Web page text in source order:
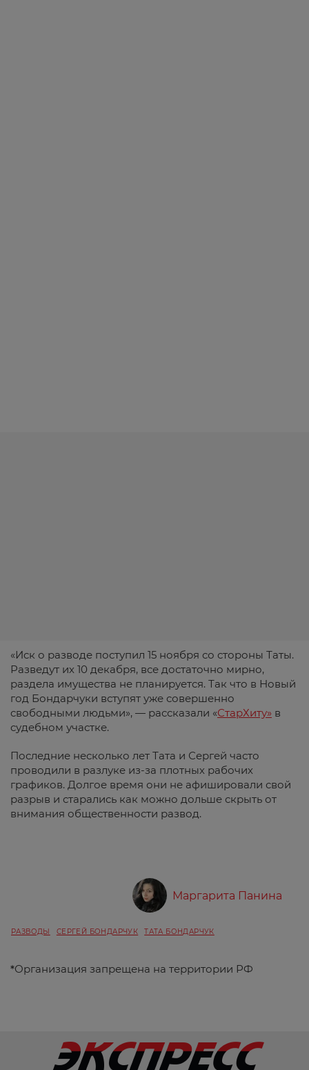
«Иск о разводе поступил 15 ноября со стороны Таты.
Разведут их 10 декабря, все достаточно мирно,
раздела имущества не планируется. Так что в Новый
год Бондарчуки вступят уже совершенно
свободными людьми», — рассказали «СтарХиту» в
судебном участке.
Последние несколько лет Тата и Сергей часто
проводили в разлуке из-за плотных рабочих
графиков. Долгое время они не афишировали свой
разрыв и старались как можно дольше скрыть от
внимания общественности развод.
Маргарита Панина
РАЗВОДЫ СЕРГЕЙ БОНДАРЧУК ТАТА БОНДАРЧУК
*Организация запрещена на территории РФ